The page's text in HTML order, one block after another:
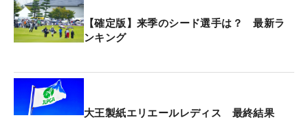
【確定版】来季のシード選手は？ 最新ラ
ンキング
大王製紙エリエールレディス 最終結果